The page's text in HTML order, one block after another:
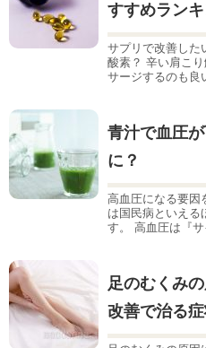
すすめランキ
サプリで改善した
酸素？ 辛い肩こ
サージするのも良
青汁で血圧
に？
高血圧になる要因
は国民病といえる
す。 高血圧は『
足のむくみ
改善で治る